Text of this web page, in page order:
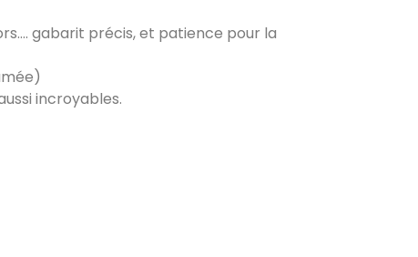
Granville 50400
gabarit précis, et patience pour la
incroyables.